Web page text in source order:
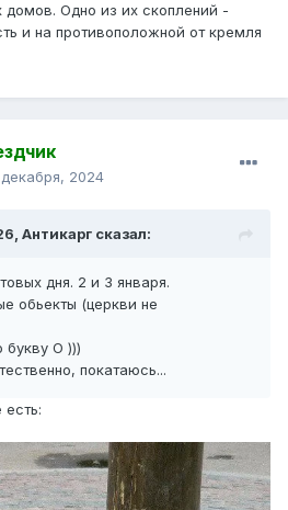
домов. Одно из их скоплений -
и на противоположной от кремля
2024
Антикарг сказал:
дня. 2 и 3 января.
обьекты (церкви не
букву О )))
покатаюсь...